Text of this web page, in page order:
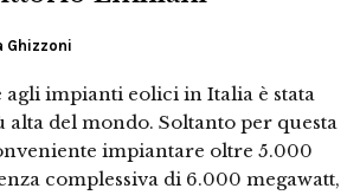
Ghizzoni
agli impianti eolici in Italia è stata
alta del mondo. Soltanto per questa
impiantare oltre 5.000
complessiva di 6.000 megawatt,